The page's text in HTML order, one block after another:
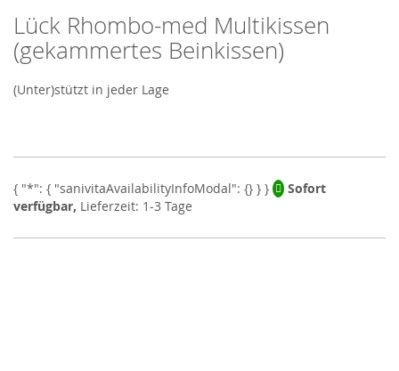
Skip
to
the
of
Lück Rhombo-med Multikissen
(gekammertes Beinkissen)
(Unter)stützt in jeder Lage
Sofort
verfügbar, Lieferzeit: 1-3 Tage